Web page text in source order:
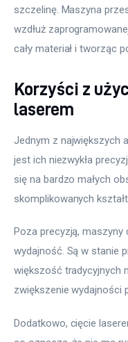
szczelinę. Maszyna
wzdłuż
cały materiał i tworząc
Korzyści z
laserem
Jednym z największych
jest ich niezwykła
się na bardzo małych
skomplikowanych
Poza precyzją,
wydajność. Są w stanie
większość tradycyjnych
zwiększenie wydajności
Dodatkowo, cięcie